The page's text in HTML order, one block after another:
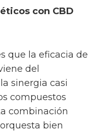
con CBD
que la eficacia de
del
sinergia casi
compuestos
combinación
bien